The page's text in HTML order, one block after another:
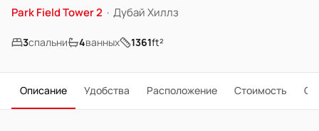
Park Field Tower 2 · Дубай Хиллз
3спальни 4ванных 1361ft²
Описание Удобства Расположение Стоимость О